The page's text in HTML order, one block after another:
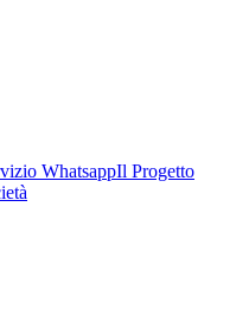
WhatsappIl Progetto